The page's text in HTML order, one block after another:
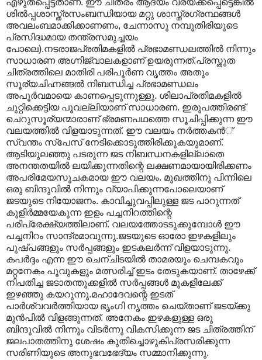
ശില്‍പ്പശാസ്ത്രസംബന്ധിയായ മറ്റു ശാസ്ത്രഗ്രന്ഥങ്ങള്‍
അവലംബമാക്കിക്കാണണം, ചേന്നാസു നമ്പൂതിരിയുടെ
പ്രസിദ്ധമായ തന്ത്രസമുച്ചയം
പോലെ).നടരാജപ്രതിമകളില്‍ പ്രഭാമണ്ഡലത്തില്‍ നിന്നും
സാധാരണ അഗ്നിജ്വാലകളാണ് ഉയരുന്നത്.പ്രസ്തുത
ചിത്രത്തിലെ മാതിരി പരിപൂര്‍ണ വൃത്തം അതും
സൂര്യചിഹ്നങ്ങല്‍ നിബന്ധിച്ച പ്രഭാമണ്ഡലം
അപൂര്‍വമായെ കാണപ്പെടുന്നുള്ളു. ശിലാപ്രതിമകളില്‍
ചുറ്റിക്കെട്ടിയ പൂവല്ലിയാണ് സാധാരണ. ഇരുപത്തിരണ്ട്
ചെറുസൂര്യന്മാരാണ് ഭ്രമണപഥത്തെ സൂചിപ്പിക്കുന്ന ഈ
വലയത്തില്‍ വിളയാടുന്നത്. ഈ വലയം നര്‍ത്തകന്‍്
സ്വന്തം സ്പേസ് നേടിക്കൊടുത്തിരിക്കുകയുമാണ്.
ആടിയുലഞ്ഞു പടരുന്ന ജട നിബന്ധനകളില്ലാതെ
അനന്തതയില്‍ ലയിക്കുന്നതിന്റെ ലക്ഷണമായായിരിക്കണം
അപരിമേയസൂചകമായ ഈ വലയം. മുഖത്തിനു പിന്നിലെ
ഒരു ബിന്ദുവില്‍ നിന്നും വ്യാപിക്കുന്നപോലെയാണ്
ജടയുടെ നിയോജനം. കാവിച്ചുവപ്പിലുള്ള ജട പാറുന്നത്
കുളിര്‍മ്മയേകുന്ന ഇളം പച്ചനിറത്തിന്റെ
പരിപ്രേക്ഷ്യത്തിലാണ്. വലയത്തോടടുക്കുമ്പോള്‍ ഈ
പച്ചനിറം സാന്ദ്രമാവുന്നു.ജടയുടെ ഓരോ ഇഴകളിലും
പുഷ്പങ്ങളും സര്‍പ്പങ്ങളും ഇടകലര്‍ന്ന് വിളയാടുന്നു.
കപര്‍ദ്ദം എന്ന ഈ ചെന്ചിടയില്‍ താമരയും ചെമ്പകവും
മറ്റനേകം പൂവുകളും മത്സരിച്ച് ഇടം തേടുകയാണ്. താഴേക്ക്
നിപതിച്ച ജടാതന്തുക്കളില്‍ സര്‍പ്പങ്ങള്‍ മുകളിലേക്ക്
ഇഴഞ്ഞു കയറുന്നു‍.മഹാദേവന്റെ ഇടത്
പാര്‍ശ്വവര്‍ത്തിയായ ഭൃംഗി നൃത്തം ചെയ്താണ് ജടയ്ക്കു
മുന്‍പില്‍ വിളങ്ങുന്നത്. അനേകം ഇഴകളുള്ള ഒരു
ബിന്ദുവില്‍ നിന്നും വിടര്‍ന്നു വികസിക്കുന്ന ജട ചിത്രത്തിന്
ജലപാതത്തിനു ശേഷം കുതിച്ചൊഴുകിപ്രസരിക്കുന്ന
സരിണിയുടെ അനുഭവഭേദ്യം സമ്മാനിക്കുന്നു.